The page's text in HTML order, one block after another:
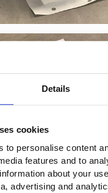
Details
cookies
to personalise content
features and to
about your
advertising and